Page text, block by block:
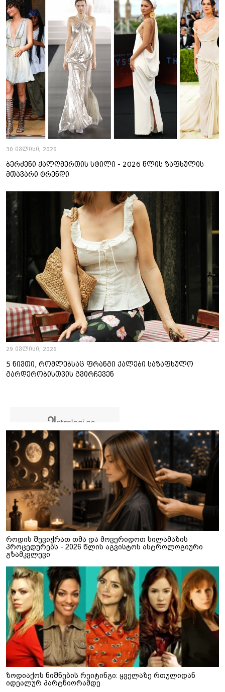
30 ივლისი, 2026
ბერძენი ქალღმერთის სტილი - 2026 წლის ზაფხულის
მთავარი ტრენდი
29 ივლისი, 2026
5 ნივთი, რომლებსაც ფრანგი ქალები საზაფხულო
გარდერობისთვის გვირჩევენ
როდის შევიჭრათ თმა და მოვერიდოთ სილამაზის
პროცედურებს - 2026 წლის აგვისტოს ასტროლოგიური
გზამკვლევი
ზოდიაქოს ნიშნების რეიტინგი: ყველაზე რთულიდან
იდეალურ პარტნიორამდე